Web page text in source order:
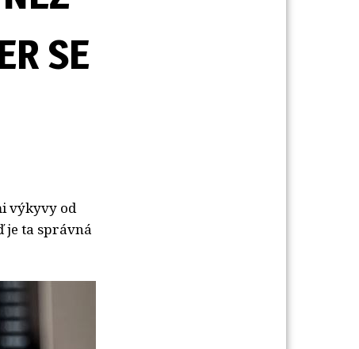
SE
výkyvy od
je ta správná